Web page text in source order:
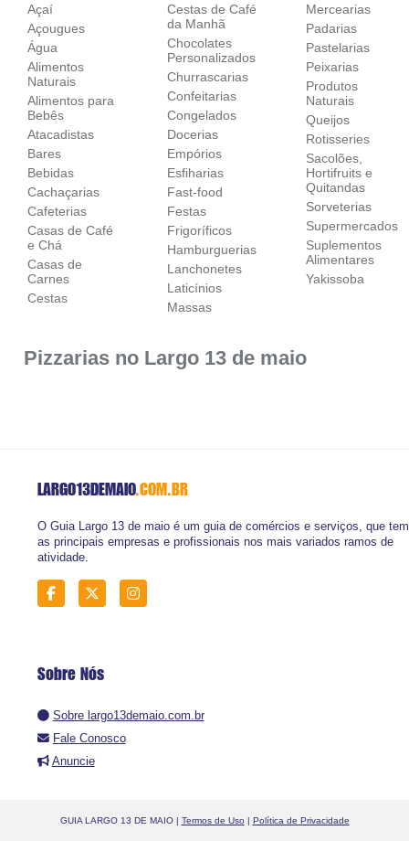
Açaí
Açougues
Água
Alimentos
Naturais
Alimentos para
Bebês
Atacadistas
Bares
Bebidas
Cachaçarias
Cafeterias
Casas de Café
e Chá
Casas de
Carnes
Cestas
Cestas de Café
da Manhã
Chocolates
Personalizados
Churrascarias
Confeitarias
Congelados
Docerias
Empórios
Esfiharias
Fast-food
Festas
Frigoríficos
Hamburguerias
Lanchonetes
Laticínios
Massas
Mercearias
Padarias
Pastelarias
Peixarias
Produtos
Naturais
Queijos
Rotisseries
Sacolões,
Hortifruits e
Quitandas
Sorveterias
Supermercados
Suplementos
Alimentares
Yakissoba
Pizzarias no Largo 13 de maio
LARGO13DEMAIO.COM.BR
O Guia Largo 13 de maio é um guia de comércios e serviços, que tem
as principais empresas e profissionais nos mais variados ramos de
atividade.
Sobre Nós
Sobre largo13demaio.com.br
Fale Conosco
Anuncie
GUIA LARGO 13 DE MAIO | Termos de Uso | Política de Privacidade